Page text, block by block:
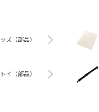
ズ（部品）
イ（部品）